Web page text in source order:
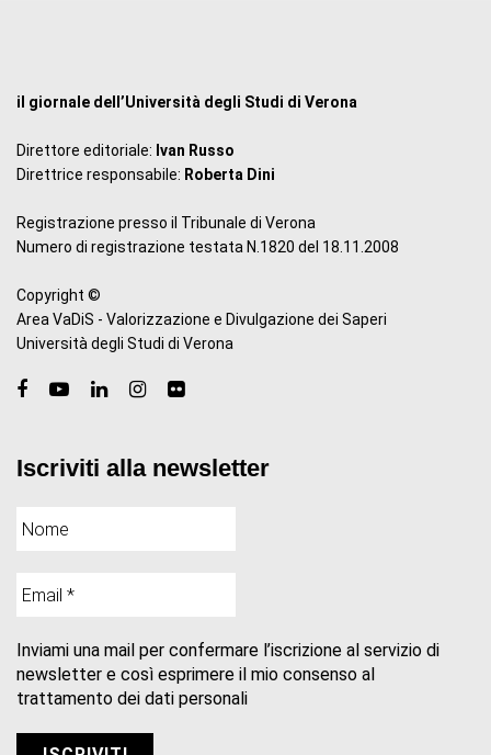
il giornale dell’Università degli Studi di Verona
Direttore editoriale: Ivan Russo
Direttrice responsabile: Roberta Dini
Registrazione presso il Tribunale di Verona
Numero di registrazione testata N.1820 del 18.11.2008
Copyright ©
Area VaDiS - Valorizzazione e Divulgazione dei Saperi
Università degli Studi di Verona
Iscriviti alla newsletter
Inviami una mail per confermare l’iscrizione al servizio di
newsletter e così esprimere il mio consenso al
trattamento dei dati personali